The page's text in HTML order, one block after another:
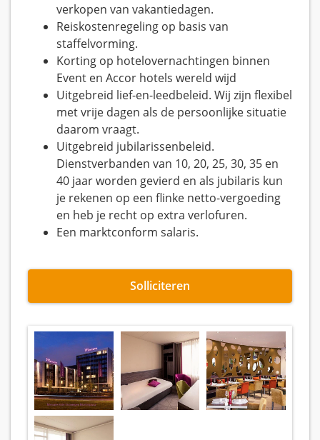
verkopen van vakantiedagen.
Reiskostenregeling op basis van
staffelvorming.
Korting op hotelovernachtingen binnen
Event en Accor hotels wereld wijd
Uitgebreid lief-en-leedbeleid. Wij zijn flexibel
met vrije dagen als de persoonlijke situatie
daarom vraagt.
Uitgebreid jubilarissenbeleid.
Dienstverbanden van 10, 20, 25, 30, 35 en
40 jaar worden gevierd en als jubilaris kun
je rekenen op een flinke netto-vergoeding
en heb je recht op extra verlofuren.
Een marktconform salaris.
Solliciteren